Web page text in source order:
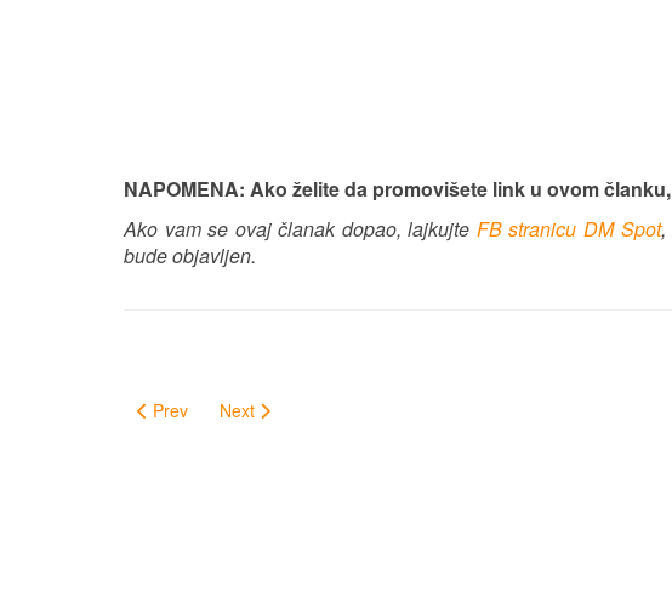
NAPOMENA: Ako želite da promovišete link u ovom članku,
Ako vam se ovaj članak dopao, lajkujte FB stranicu DM Spot,
bude objavljen.
Prev Next